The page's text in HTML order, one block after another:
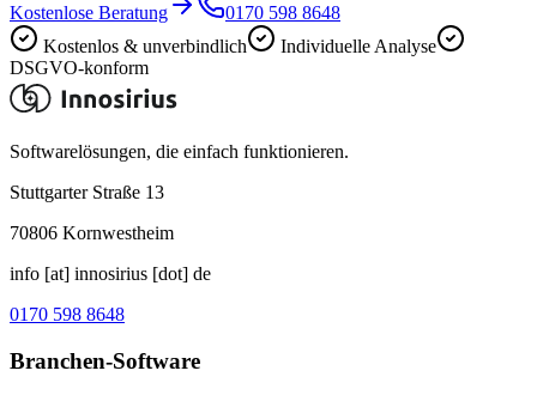
Kostenlose Beratung
0170 598 8648
Kostenlos & unverbindlich
Individuelle Analyse
DSGVO-konform
Softwarelösungen, die einfach funktionieren.
Stuttgarter Straße 13
70806 Kornwestheim
info [at] innosirius [dot] de
0170 598 8648
Branchen-Software